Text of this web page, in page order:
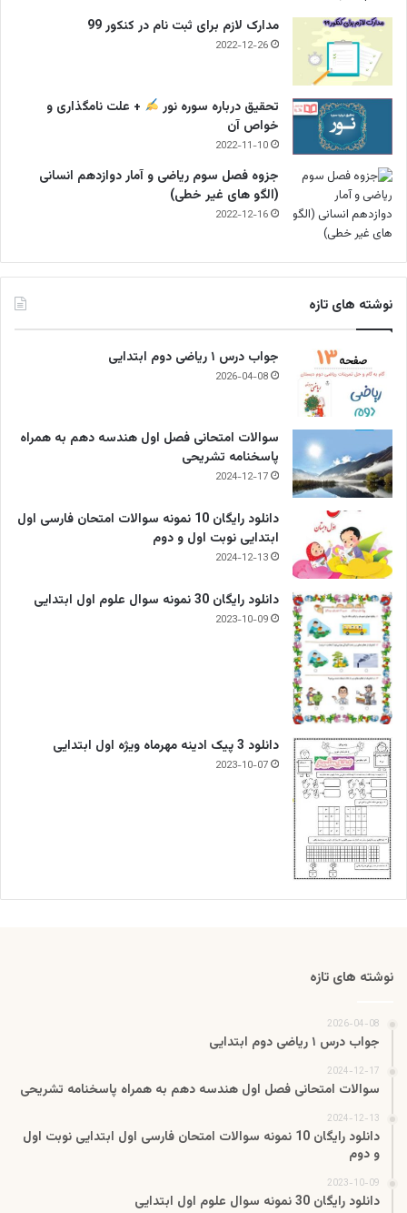
مدارک لازم برای ثبت نام در کنکور 99
2022-12-26
تحقیق درباره سوره نور
+ علت نامگذاری و
خواص آن
2022-11-10
جزوه فصل سوم ریاضی و آمار دوازدهم انسانی
(الگو های غیر خطی)
2022-12-16
نوشته های تازه
جواب درس ۱ ریاضی دوم ابتدایی
2026-04-08
سوالات امتحانی فصل اول هندسه دهم به همراه
پاسخنامه تشریحی
2024-12-17
دانلود رایگان 10 نمونه سوالات امتحان فارسی اول
ابتدایی نوبت اول و دوم
2024-12-13
دانلود رایگان 30 نمونه سوال علوم اول ابتدایی
2023-10-09
دانلود 3 پیک ادینه مهرماه ویژه اول ابتدایی
2023-10-07
نوشته های تازه
2026-04-08
جواب درس ۱ ریاضی دوم ابتدایی
2024-12-17
سوالات امتحانی فصل اول هندسه دهم به همراه پاسخنامه تشریحی
2024-12-13
دانلود رایگان 10 نمونه سوالات امتحان فارسی اول ابتدایی نوبت اول
و دوم
2023-10-09
دانلود رایگان 30 نمونه سوال علوم اول ابتدایی